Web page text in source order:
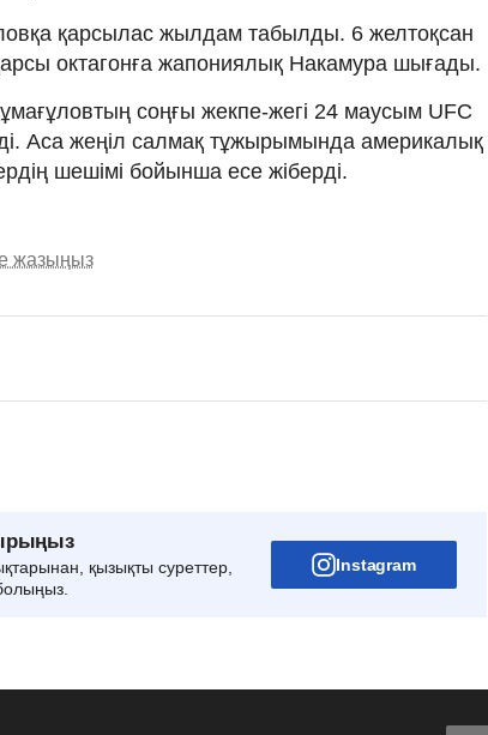
қарсылас жылдам табылды. 6 желтоқсан
октагонға жапониялық Накамура шығады.
соңғы жекпе-жегі 24 маусым UFC
Аса жеңіл салмақ тұжырымында америкалық
шешімі бойынша есе жіберді.
жазыңыз
қызықты суреттер,
Instagram